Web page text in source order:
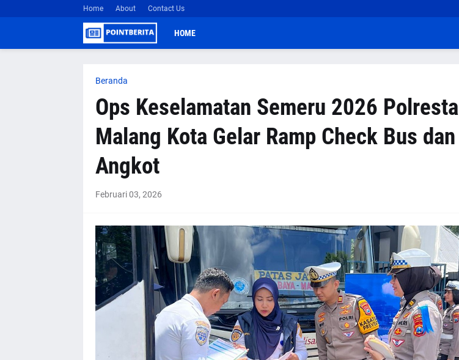
Home About Contact Us
HOME
Beranda
Ops Keselamatan Semeru 2026 Polresta
Malang Kota Gelar Ramp Check Bus dan
Angkot
Februari 03, 2026